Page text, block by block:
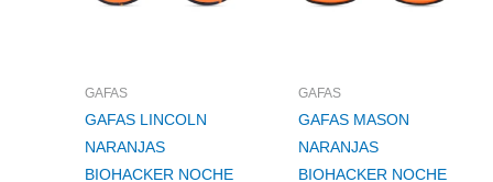
GAFAS
GAFAS LINCOLN
NARANJAS
BIOHACKER NOCHE
GAFAS
GAFAS MASON
NARANJAS
BIOHACKER NOCHE